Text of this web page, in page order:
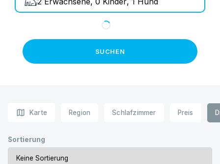
SUCHEN
map Karte Region Schlafzimmer Preis
Sortierung